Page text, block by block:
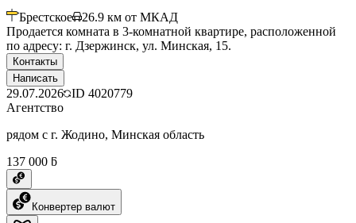
Брестское 26.9 км от МКАД
Продается комната в 3-комнатной квартире, расположенной
по адресу: г. Дзержинск, ул. Минская, 15.
Контакты
Написать
29.07.2026 ID 4020779
Агентство
рядом с г. Жодино, Минская область
137 000 ƃ
Конвертер валют